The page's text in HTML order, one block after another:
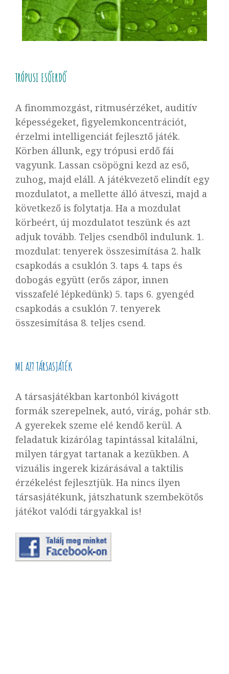
TRÓPUSI ESŐERDŐ
A finommozgást, ritmusérzéket, auditív
képességeket, figyelemkoncentrációt,
érzelmi intelligenciát fejlesztő játék.
Körben állunk, egy trópusi erdő fái
vagyunk. Lassan csöpögni kezd az eső,
zuhog, majd eláll. A játékvezető elindít egy
mozdulatot, a mellette álló átveszi, majd a
következő is folytatja. Ha a mozdulat
körbeért, új mozdulatot teszünk és azt
adjuk tovább. Teljes csendből indulunk. 1.
mozdulat: tenyerek összesimítása 2. halk
csapkodás a csuklón 3. taps 4. taps és
dobogás együtt (erős zápor, innen
visszafelé lépkedünk) 5. taps 6. gyengéd
csapkodás a csuklón 7. tenyerek
összesimítása 8. teljes csend.
MI AZ?TÁRSASJÁTÉK
A társasjátékban kartonból kivágott
formák szerepelnek, autó, virág, pohár stb.
A gyerekek szeme elé kendő kerül. A
feladatuk kizárólag tapintással kitalálni,
milyen tárgyat tartanak a kezükben. A
vizuális ingerek kizárásával a taktilis
érzékelést fejlesztjük. Ha nincs ilyen
társasjátékunk, játszhatunk szembekötős
játékot valódi tárgyakkal is!